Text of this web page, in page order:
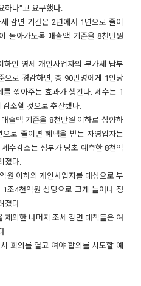
하다"고 요구했다.
감면 기간은 2년에서 1년으로 줄이
돌아가도록 매출액 기준을 8천만원
하인 영세 개인사업자의 부가세 납부
으로 경감하면, 총 90만명에게 1인당
깎아주는 효과가 생긴다. 세수는 1
소할 것으로 추산됐다.
출액 기준을 8천만원 이하로 상향하
로 줄이면 혜택을 받는 자영업자는
수감소는 정부가 당초 예측한 8천억
졌다.
원 이하의 개인사업자를 대상으로 부
조4천억원 상당으로 크게 늘어나 정
졌다.
제외한 나머지 조세 감면 대책들은 여
.
회의를 열고 여야 합의를 시도할 예